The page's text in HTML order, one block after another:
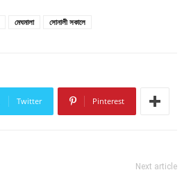
মেঘমালা সোনালী সকালে
Twitter Pinterest
Next article